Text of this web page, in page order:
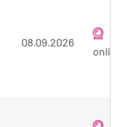
08.09.2026
online